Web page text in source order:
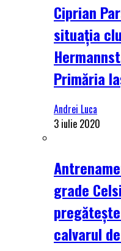
Ciprian
situația
Primăria
Andrei Luca
3 iulie 2020
grade
calvarul